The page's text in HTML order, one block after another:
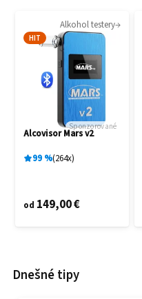
Alkohol testery
HIT
Sponzorované
Alcovisor Mars v2
99% 264x
od 149,00 €
Dnešné tipy